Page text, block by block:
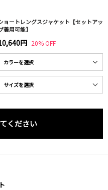
ョートレングスジャケット【セットアッ
着用可能】
円 20% OFF
ください